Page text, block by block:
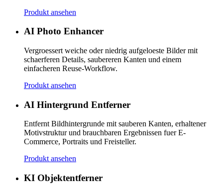
Produkt ansehen
AI Photo Enhancer
Vergroessert weiche oder niedrig aufgeloeste Bilder mit
schaerferen Details, saubereren Kanten und einem
einfacheren Reuse-Workflow.
Produkt ansehen
AI Hintergrund Entferner
Entfernt Bildhintergrunde mit sauberen Kanten, erhaltener
Motivstruktur und brauchbaren Ergebnissen fuer E-
Commerce, Portraits und Freisteller.
Produkt ansehen
KI Objektentferner